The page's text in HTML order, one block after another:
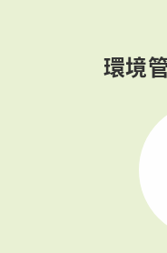
環境